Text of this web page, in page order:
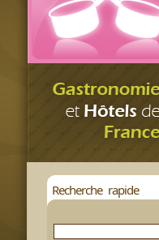
Recherche rapide